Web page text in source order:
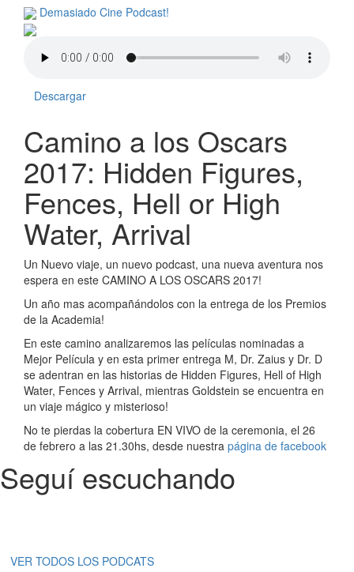
Demasiado Cine Podcast!
Descargar
Camino a los Oscars
2017: Hidden Figures,
Fences, Hell or High
Water, Arrival
Un Nuevo viaje, un nuevo podcast, una nueva aventura nos
espera en este CAMINO A LOS OSCARS 2017!
Un año mas acompañándolos con la entrega de los Premios
de la Academia!
En este camino analizaremos las películas nominadas a
Mejor Película y en esta primer entrega M, Dr. Zaius y Dr. D
se adentran en las historias de Hidden Figures, Hell of High
Water, Fences y Arrival, mientras Goldstein se encuentra en
un viaje mágico y misterioso!
No te pierdas la cobertura EN VIVO de la ceremonia, el 26
de febrero a las 21.30hs, desde nuestra página de facebook
Seguí escuchando
VER TODOS LOS PODCATS